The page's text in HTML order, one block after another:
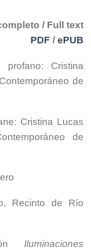
/ Full text
PDF / ePUB
Cristina
de
Cristina Lucas
de
Recinto de Río
Iluminaciones